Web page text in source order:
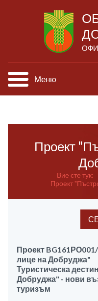
Меню
Проект
Вие сте тук:
Проект
Проект
лице на Добруджа"
Туристическа
Добруджа" - нови
туризъм